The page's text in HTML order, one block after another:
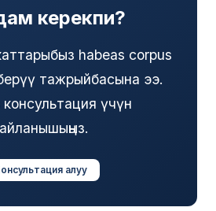
керекпи?
habeas corpus
тажрыйбасына ээ.
үчүн
алуу